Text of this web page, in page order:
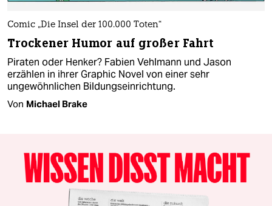
Comic „Die Insel der 100.000 Toten“
Trockener Humor auf großer Fahrt
Piraten oder Henker? Fabien Vehlmann und Jason
erzählen in ihrer Graphic Novel von einer sehr
ungewöhnlichen Bildungseinrichtung.
Von Michael Brake